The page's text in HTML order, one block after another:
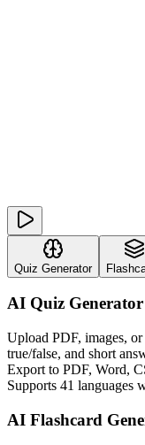
Quiz Generator
AI Quiz Generator
Upload PDF, images,
true/false, and short
Export to PDF, Word,
Supports 41 languages
AI Flashcard